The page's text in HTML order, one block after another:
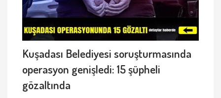
Kuşadası Belediyesi soruşturmasında
operasyon genişledi: 15 şüpheli
gözaltında